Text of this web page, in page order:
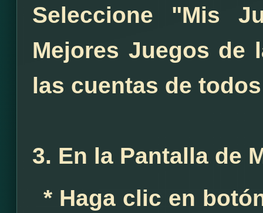
Seleccione "Mis
Mejores Juegos de
las cuentas de
3. En la Pantalla de
* Haga clic en